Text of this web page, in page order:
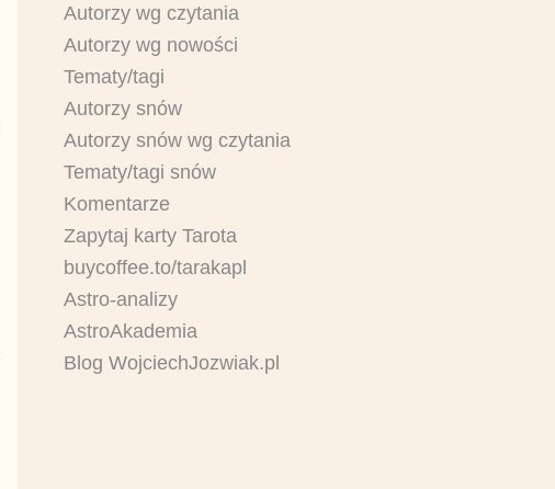
Autorzy wg czytania
Autorzy wg nowości
Tematy/tagi
Autorzy snów
Autorzy snów wg czytania
Tematy/tagi snów
Komentarze
Zapytaj karty Tarota
buycoffee.to/tarakapl
Astro-analizy
AstroAkademia
Blog WojciechJozwiak.pl